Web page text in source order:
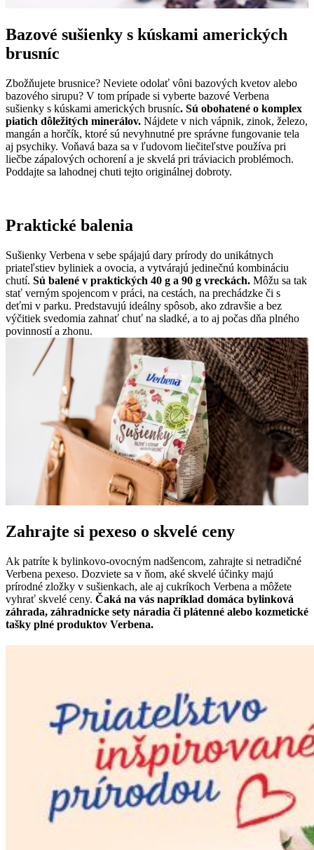
Bazové sušienky s kúskami amerických
brusníc
Zbožňujete brusnice? Neviete odolať vôni bazových kvetov alebo
bazového sirupu? V tom prípade si vyberte bazové Verbena
sušienky s kúskami amerických brusníc. Sú obohatené o komplex
piatich dôležitých minerálov. Nájdete v nich vápnik, zinok, železo,
mangán a horčík, ktoré sú nevyhnutné pre správne fungovanie tela
aj psychiky. Voňavá baza sa v ľudovom liečiteľstve používa pri
liečbe zápalových ochorení a je skvelá pri tráviacich problémoch.
Poddajte sa lahodnej chuti tejto originálnej dobroty.
Praktické balenia
Sušienky Verbena v sebe spájajú dary prírody do unikátnych
priateľstiev byliniek a ovocia, a vytvárajú jedinečnú kombináciu
chutí. Sú balené v praktických 40 g a 90 g vreckách. Môžu sa tak
stať verným spojencom v práci, na cestách, na prechádzke či s
deťmi v parku. Predstavujú ideálny spôsob, ako zdravšie a bez
výčitiek svedomia zahnať chuť na sladké, a to aj počas dňa plného
povinností a zhonu.
Zahrajte si pexeso o skvelé ceny
Ak patríte k bylinkovo-ovocným nadšencom, zahrajte si netradičné
Verbena pexeso. Dozviete sa v ňom, aké skvelé účinky majú
prírodné zložky v sušienkach, ale aj cukríkoch Verbena a môžete
vyhrať skvelé ceny. Čaká na vás napríklad domáca bylinková
záhrada, záhradnícke sety náradia či plátenné alebo kozmetické
tašky plné produktov Verbena.